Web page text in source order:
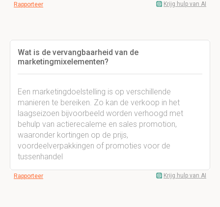
Rapporteer Krijg hulp van AI
Wat is de vervangbaarheid van de
marketingmixelementen?
Een marketingdoelstelling is op verschillende
manieren te bereiken. Zo kan de verkoop in het
laagseizoen bijvoorbeeld worden verhoogd met
behulp van actierecaleme en sales promotion,
waaronder kortingen op de prijs,
voordeelverpakkingen of promoties voor de
tussenhandel
Rapporteer Krijg hulp van AI